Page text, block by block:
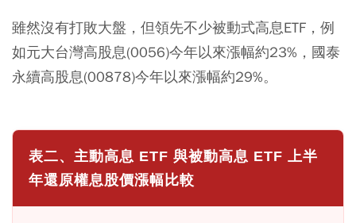
雖然沒有打敗大盤，但領先不少被動式高息ETF，例
如元大台灣高股息(0056)今年以來漲幅約23%，國泰
永續高股息(00878)今年以來漲幅約29%。
表二、主動高息 ETF 與被動高息 ETF 上半
年還原權息股價漲幅比較